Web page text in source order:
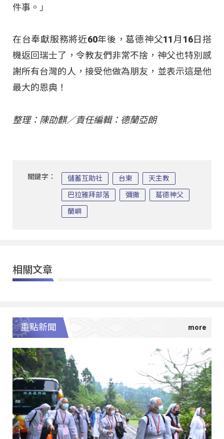
件事。」
在台奉獻服務將近60年後，葛德神父11月16日搭
機返回瑞士了，令教友們非常不捨，神父也特別感
謝所有台灣的人，接受他做為朋友，並表示這是他
最大的恩典！
整理：陳劭麒／責任編輯：德蘭亞朗
關鍵字： 儲蓄互助社 台東 天主教
巴拉雅拜部落 彌撒 葛德神父
蘭嶼
相關文章
重點新聞